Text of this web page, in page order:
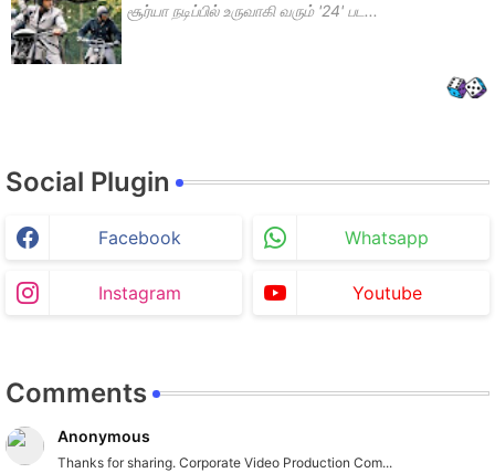
சூர்யா நடிப்பில் உருவாகி வரும் '24' பட...
Social Plugin
Facebook Whatsapp
Instagram Youtube
Comments
Anonymous
Thanks for sharing. Corporate Video Production Com...